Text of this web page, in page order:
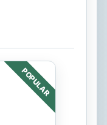
POPULAR